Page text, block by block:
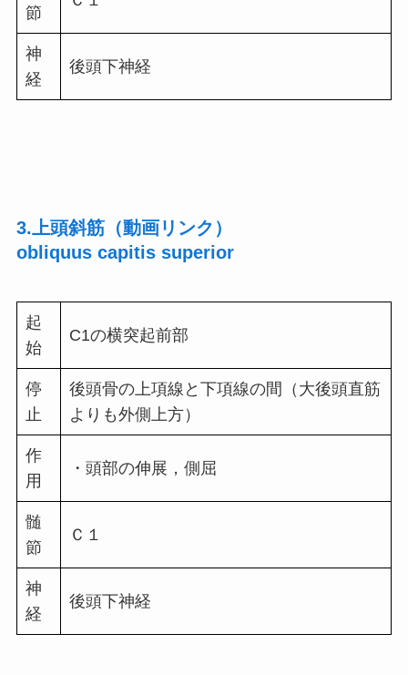
節
神
経
後頭下神経
3.上頭斜筋（動画リンク）
obliquus capitis superior
起
始
C1の横突起前部
停
止
後頭骨の上項線と下項線の間（大後頭直筋
よりも外側上方）
作
用
・頭部の伸展，側屈
髄
節
Ｃ１
神
経
後頭下神経